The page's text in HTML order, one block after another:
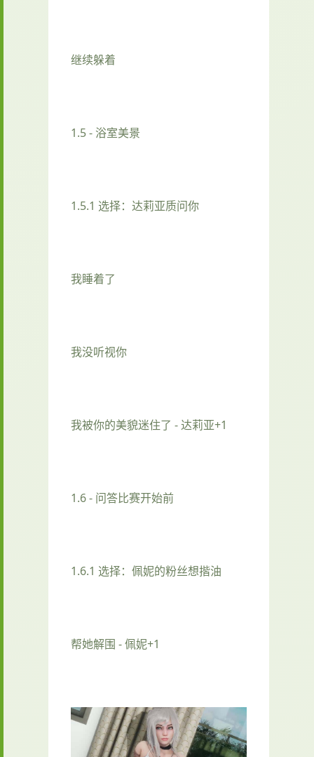
继续躲着
1.5 - 浴室美景
1.5.1 选择：达莉亚质问你
我睡着了
我没听视你
我被你的美貌迷住了 - 达莉亚+1
1.6 - 问答比赛开始前
1.6.1 选择：佩妮的粉丝想揩油
帮她解围 - 佩妮+1